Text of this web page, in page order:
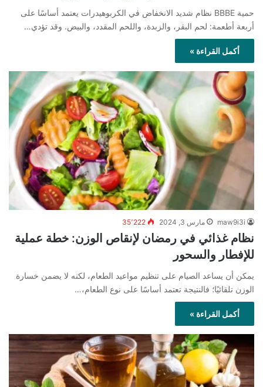
حمية BBBE نظام شديد الانخفاض في الكربوهيدرات يعتمد أساسًا على
أربعة أطعمة: لحم البقر، والزبدة، واللحم المقدد، والبيض. وقد تؤدي…
أكمل القراءة »
maw9i3i مارس 3, 2024 35٬222
نظام غذائي في رمضان لإنقاص الوزن: خطة عملية
للإفطار والسحور
يمكن أن يساعد الصيام على تنظيم مواعيد الطعام، لكنه لا يضمن خسارة
الوزن تلقائيًا؛ فالنتيجة تعتمد أساسًا على نوع الطعام،…
أكمل القراءة »